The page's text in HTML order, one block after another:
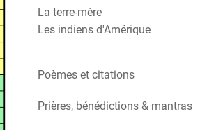
La terre-mère
Les indiens d'Amérique
Poèmes et citations
Prières, bénédictions & mantras